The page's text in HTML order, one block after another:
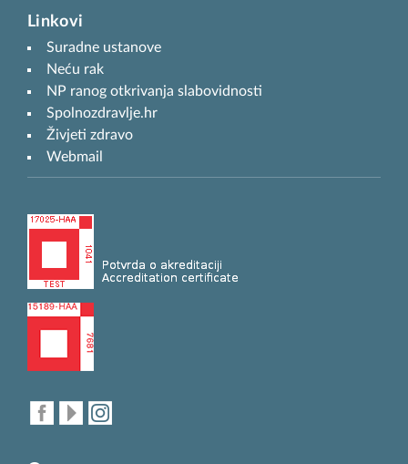
Linkovi
Suradne ustanove
Neću rak
NP ranog otkrivanja slabovidnosti
Spolnozdravlje.hr
Živjeti zdravo
Webmail